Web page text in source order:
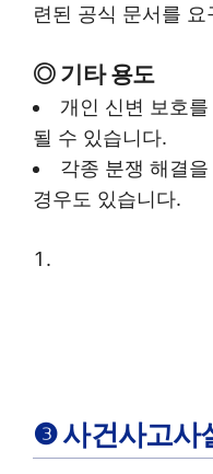
련된 공식 문서를
◎ 기타 용도
개인 신변 보호
될 수 있습니다.
각종 분쟁 해결
경우도 있습니다.
❸ 사건사고사